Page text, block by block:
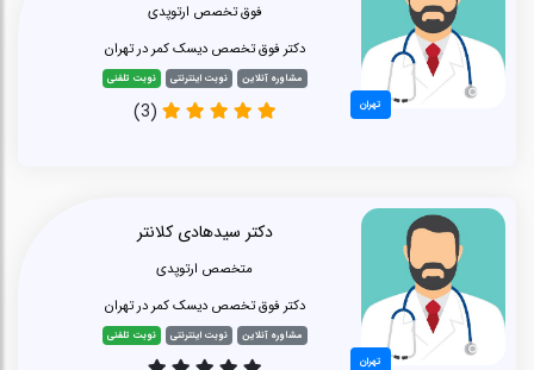
تهران
فوق تخصص ارتوپدی
دکتر فوق تخصص دیسک کمر در تهران
مشاوره آنلاین نوبت اینترنتی نوبت تلفنی
(3)
تهران
دکتر سیدهادی کلانتر
متخصص ارتوپدی
دکتر فوق تخصص دیسک کمر در تهران
مشاوره آنلاین نوبت اینترنتی نوبت تلفنی